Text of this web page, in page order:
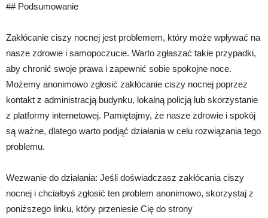
## Podsumowanie
Zakłócanie ciszy nocnej jest problemem, który może wpływać na
nasze zdrowie i samopoczucie. Warto zgłaszać takie przypadki,
aby chronić swoje prawa i zapewnić sobie spokojne noce.
Możemy anonimowo zgłosić zakłócanie ciszy nocnej poprzez
kontakt z administracją budynku, lokalną policją lub skorzystanie
z platformy internetowej. Pamiętajmy, że nasze zdrowie i spokój
są ważne, dlatego warto podjąć działania w celu rozwiązania tego
problemu.
Wezwanie do działania: Jeśli doświadczasz zakłócania ciszy
nocnej i chciałbyś zgłosić ten problem anonimowo, skorzystaj z
poniższego linku, który przeniesie Cię do strony